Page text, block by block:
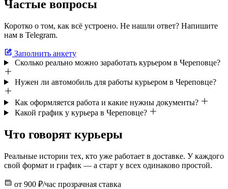
Частые вопросы
Коротко о том, как всё устроено. Не нашли ответ? Напишите
нам в Telegram.
Заполнить анкету
Сколько реально можно заработать курьером в Череповце?
Нужен ли автомобиль для работы курьером в Череповце?
Как оформляется работа и какие нужны документы?
Какой график у курьера в Череповце?
Что говорят курьеры
Реальные истории тех, кто уже работает в доставке. У каждого
свой формат и график — а старт у всех одинаково простой.
от 900 ₽/час прозрачная ставка